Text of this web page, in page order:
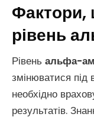
рівень
Рівень альфа-
змінюватися під
необхідно
результатів.